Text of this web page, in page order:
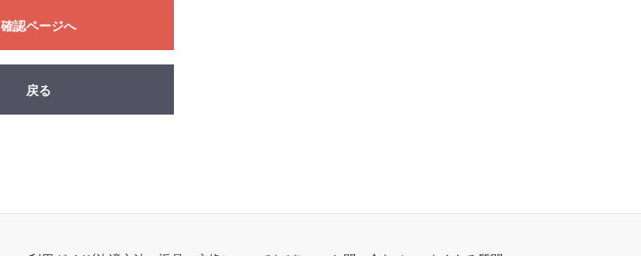
確認ページへ
戻る